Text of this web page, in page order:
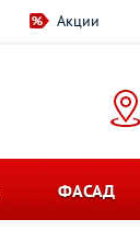
Акции
ФАСАД